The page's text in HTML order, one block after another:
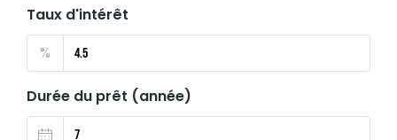
Taux d'intérêt
%
Durée du prêt (année)